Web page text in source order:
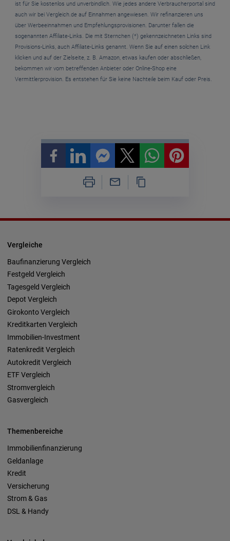
ist für Sie kostenlos und unverbindlich. Wie jedes andere Verbraucherportal sind
auch wir bei Vergleich.de auf Einnahmen angewiesen. Wir refinanzieren uns
über Werbeeinnahmen und Empfehlungsprovisionen. Darunter fallen die
sogenannten Affiliate-Links. Die mit Sternchen (*) gekennzeichneten Links sind
Provisions-Links, auch Affiliate-Links genannt. Wenn Sie auf einen solchen Link
klicken und auf der Zielseite, z. B. Amazon, etwas kaufen oder abschließen,
bekommen wir vom betreffenden Anbieter oder Online-Shop eine
Vermittlerprovision. Es entstehen für Sie keine Nachteile beim Kauf oder Preis.
Vergleiche
Baufinanzierung Vergleich
Festgeld Vergleich
Tagesgeld Vergleich
Depot Vergleich
Girokonto Vergleich
Kreditkarten Vergleich
Immobilien-Investment
Ratenkredit Vergleich
Autokredit Vergleich
ETF Vergleich
Stromvergleich
Gasvergleich
Themenbereiche
Immobilienfinanzierung
Geldanlage
Kredit
Versicherung
Strom & Gas
DSL & Handy